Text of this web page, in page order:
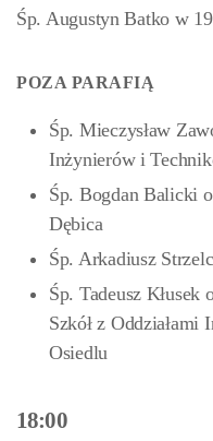
Śp. Augustyn Batko w
POZA PARAFIĄ
Śp. Mieczysław
Inżynierów i
Śp. Bogdan Balicki
Dębica
Śp. Arkadiusz
Śp. Tadeusz
Szkół z
Osiedlu
18:00